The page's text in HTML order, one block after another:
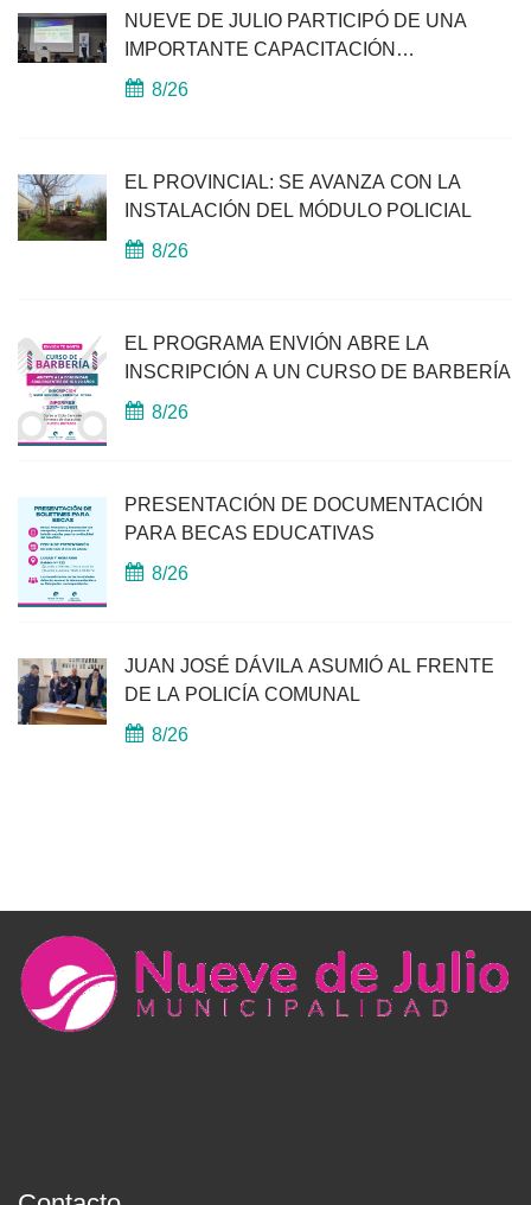
NUEVE DE JULIO PARTICIPÓ DE UNA
IMPORTANTE CAPACITACIÓN
PROVINCIAL
8/26
EL PROVINCIAL: SE AVANZA CON LA
INSTALACIÓN DEL MÓDULO POLICIAL
8/26
EL PROGRAMA ENVIÓN ABRE LA
INSCRIPCIÓN A UN CURSO DE BARBERÍA
8/26
PRESENTACIÓN DE DOCUMENTACIÓN
PARA BECAS EDUCATIVAS
8/26
JUAN JOSÉ DÁVILA ASUMIÓ AL FRENTE
DE LA POLICÍA COMUNAL
8/26